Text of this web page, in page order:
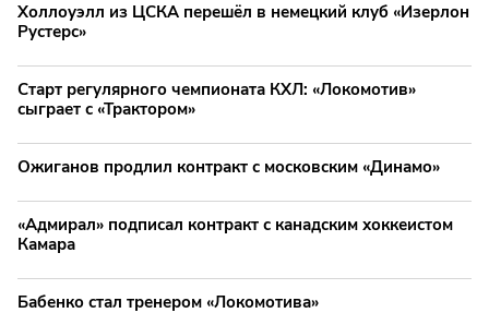
Холлоуэлл из ЦСКА перешёл в немецкий клуб «Изерлон
Рустерс»
Старт регулярного чемпионата КХЛ: «Локомотив»
сыграет с «Трактором»
Ожиганов продлил контракт с московским «Динамо»
«Адмирал» подписал контракт с канадским хоккеистом
Камара
Бабенко стал тренером «Локомотива»